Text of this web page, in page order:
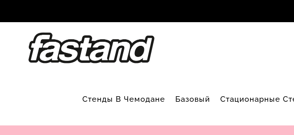
to
Стенды В Чемодане Базовый Стационарные